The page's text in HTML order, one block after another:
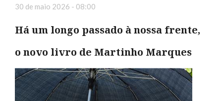
30 de maio 2026 - 08:00
Há um longo passado à nossa frente,
o novo livro de Martinho Marques